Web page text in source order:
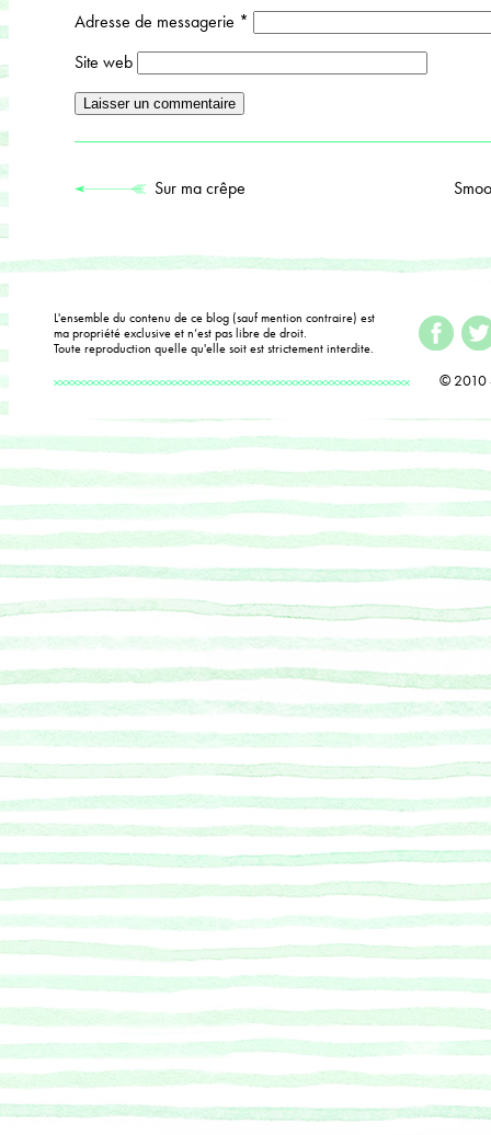
Adresse de messagerie *
Site web
Sur ma crêpe
L'ensemble du contenu de ce blog (sauf mention contraire) est
ma propriété exclusive et n’est pas libre de droit.
Toute reproduction quelle qu'elle soit est strictement interdite.
© 2010